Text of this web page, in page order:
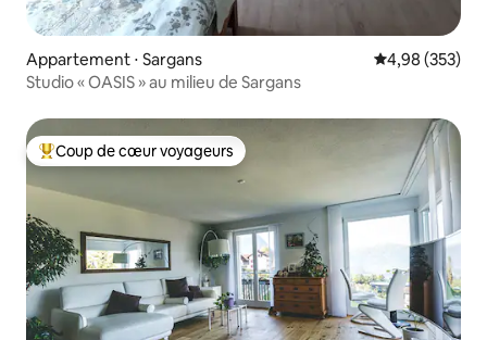
Appartement ⋅ Sargans Évaluation
4,98 (353)
Studio « OASIS » au milieu de Sargans
Coups de cœur voyageurs les plus appréciés
Coup de cœur voyageurs